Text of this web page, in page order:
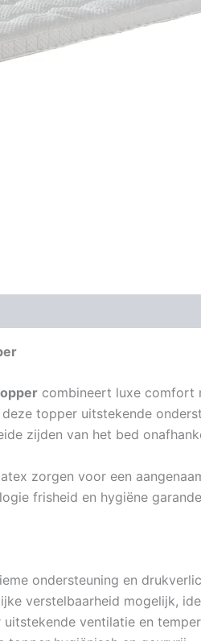
combineert luxe comfort
topper uitstekende
zijden van het bed
zorgen voor een
frisheid en hygiëne
ondersteuning en
verstelbaarheid mogelijk,
ventilatie en